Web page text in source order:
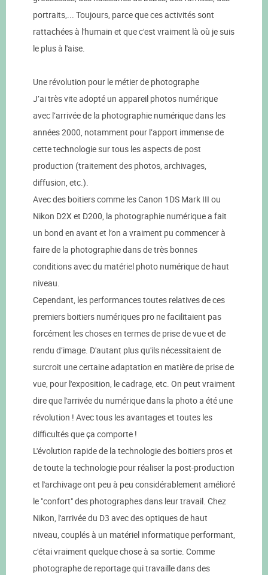
portraits,... Toujours, parce que ces activités sont
rattachées à l'humain et que c'est vraiment là où je suis
le plus à l'aise.
Une révolution pour le métier de photographe
J’ai très vite adopté un appareil photos numérique
avec l’arrivée de la photographie numérique dans les
années 2000, notamment pour l’apport immense de
cette technologie sur tous les aspects de post
production (traitement des photos, archivages,
diffusion, etc.).
Avec des boitiers comme les Canon 1DS Mark III ou
Nikon D2X et D200, la photographie numérique a fait
un bond en avant et l’on a vraiment pu commencer à
faire de la photographie dans de très bonnes
conditions avec du matériel photo numérique de haut
niveau.
Cependant, les performances toutes relatives de ces
premiers boitiers numériques pro ne facilitaient pas
forcément les choses en termes de prise de vue et de
rendu d’image. D'autant plus qu'ils nécessitaient de
surcroit une certaine adaptation en matière de prise de
vue, pour l'exposition, le cadrage, etc. On peut vraiment
dire que l'arrivée du numérique dans la photo a été une
révolution ! Avec tous les avantages et toutes les
difficultés que ça comporte !
L'évolution rapide de la technologie des boitiers pros et
de toute la technologie pour réaliser la post-production
et l'archivage ont peu à peu considérablement amélioré
le "confort" des photographes dans leur travail. Chez
Nikon, l'arrivée du D3 avec des optiques de haut
niveau, couplés à un matériel informatique performant,
c'étai vraiment quelque chose à sa sortie. Comme
photographe de reportage qui travaille dans des